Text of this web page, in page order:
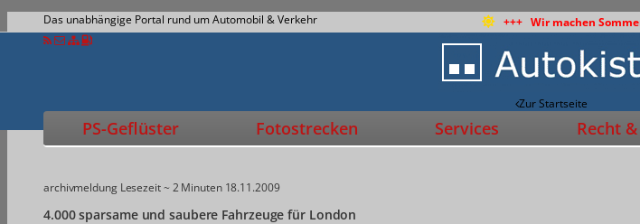
Das unabhängige Portal rund um Automobil & Verkehr +++ Wir machen
Zur Startseite
PS-Geflüster Fotostrecken Services Recht
archivmeldung Lesezeit ~ 2 Minuten 18.11.2009
4.000 sparsame und saubere Fahrzeuge für London